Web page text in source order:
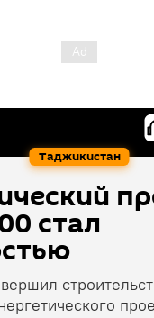
Таджикистан
стал